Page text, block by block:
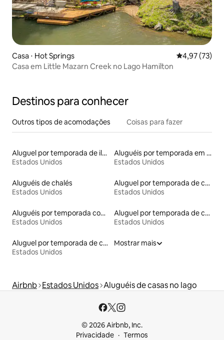
Casa ⋅ Hot Springs 4,97 de uma
4,97 (73)
Casa em Little Mazarn Creek no Lago Hamilton
Destinos para conhecer
Outros tipos de acomodações Coisas para fazer
Aluguel por temporada de ilhas
Estados Unidos
Aluguéis por temporada em albergue
Estados Unidos
Aluguéis de chalés
Estados Unidos
Aluguel por temporada de castelos
Estados Unidos
Aluguéis por temporada com cama de altura acessível
Estados Unidos
Aluguel por temporada de casas na árvore
Estados Unidos
Aluguel por temporada de casas de veraneio
Estados Unidos
Mostrar mais
Airbnb Estados Unidos Aluguéis de casas no lago
© 2026 Airbnb, Inc.
Privacidade
Termos